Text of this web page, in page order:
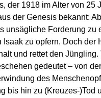
der 1918 im Alter von 25
der Genesis bekannt:
unsägliche Forderung zu
zu opfern. Doch der
und rettet den Jüngling.
gedeutet – von der
des
bis hin zu (Kreuzes-)Tod